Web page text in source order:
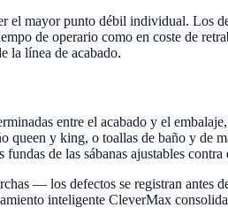
el mayor punto débil individual. Los
de operario como en coste de
la línea de acabado.
entre el acabado y el
queen y king, o toallas de baño y
de las sábanas ajustables
— los defectos se registran
inteligente CleverMax